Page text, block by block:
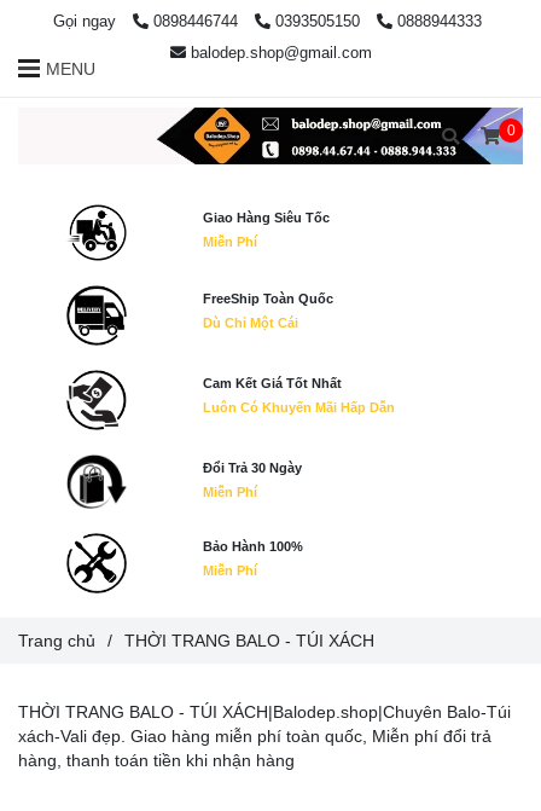
THỜI TRANG BALO - TÚI XÁCH|Balodep.shop|Chuyên Balo-Túi
xách-Vali đẹp. Giao hàng miễn phí toàn quốc, Miễn phí đổi trả
hàng, thanh toán tiền khi nhận hàng
Trang chủ / THỜI TRANG BALO - TÚI XÁCH
Gọi ngay 0898446744 0393505150
0888944333
balodep.shop@gmail.com
MENU
0
Giao Hàng Siêu Tốc
Miễn Phí
FreeShip Toàn Quốc
Dù Chỉ Một Cái
Cam Kết Giá Tốt Nhất
Luôn Có Khuyến Mãi Hấp Dẫn
Đổi Trả 30 Ngày
Miễn Phí
Bảo Hành 100%
Miễn Phí